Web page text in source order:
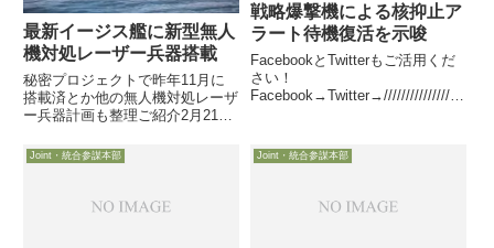
最新イージス艦に新型無人
機対処レーザー兵器搭載
秘密プロジェクトで昨年11月に
搭載済とか他の無人機対処レーザ
ー兵器計画も整理ご紹介2月21日
話として、秘密裏に2年半かけて
開発してきたレーザー無人機かく
戦略爆撃機による核抑止ア
ラート待機復活を示唆
FacebookとTwitterもご活用くだ
さい！
Facebook→Twitter→//////////////////
Joint・統合参謀本部 Joint・統合参謀本部